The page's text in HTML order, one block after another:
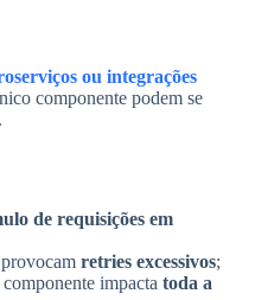
ou integrações
componente podem se
de requisições em
retries excessivos;
impacta toda a